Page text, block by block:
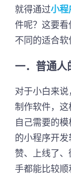
就得通过小程
件呢？这要
不同的适合软
一．普通人
对于小白来
制作软件，
自己需要的
的小程序开
赞、上线了
手都能比较